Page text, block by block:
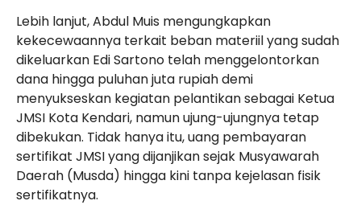
Lebih lanjut, Abdul Muis mengungkapkan
kekecewaannya terkait beban materiil yang sudah
dikeluarkan Edi Sartono telah menggelontorkan
dana hingga puluhan juta rupiah demi
menyukseskan kegiatan pelantikan sebagai Ketua
JMSI Kota Kendari, namun ujung-ujungnya tetap
dibekukan. Tidak hanya itu, uang pembayaran
sertifikat JMSI yang dijanjikan sejak Musyawarah
Daerah (Musda) hingga kini tanpa kejelasan fisik
sertifikatnya.